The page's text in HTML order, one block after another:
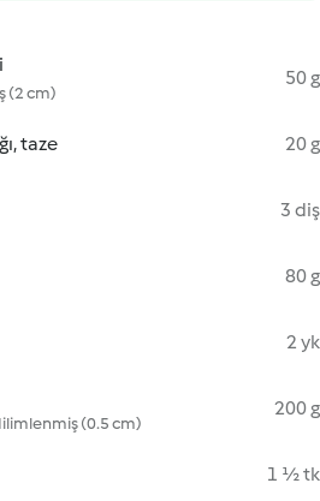
(2 cm)
50 g
taze 20 g
3 diş
80 g
2 yk
(0.5 cm)
200 g
1 ½ tk